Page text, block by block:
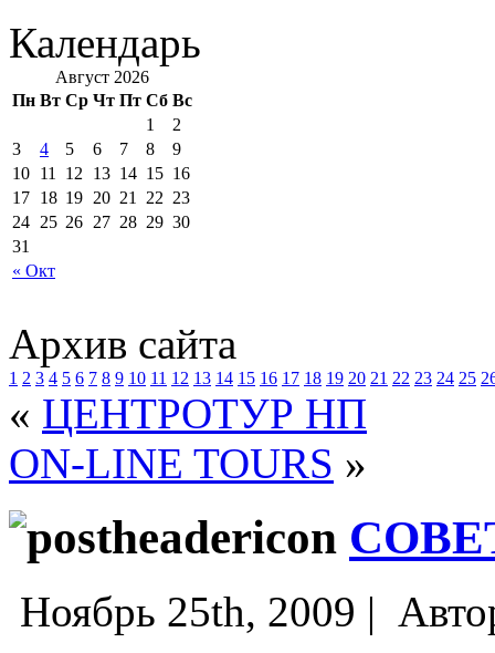
Календарь
Август 2026
Пн Вт Ср Чт Пт Сб Вс
« Окт
1
2
3
4 5 6 7 8
9
10 11 12 13 14 15 16
17 18 19 20 21 22 23
24 25 26 27 28 29 30
31
Архив сайта
1 2 3 4 5 6 7 8 9 10 11 12 13 14 15 16 17 18 19 20 21 22 23 24 25
« ЦЕНТРОТУР НП
ON-LINE TOURS »
Ноябрь 25th, 2009 |